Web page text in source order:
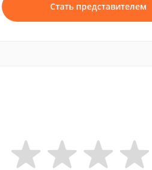
Стать представителем